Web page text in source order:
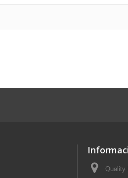
Quality